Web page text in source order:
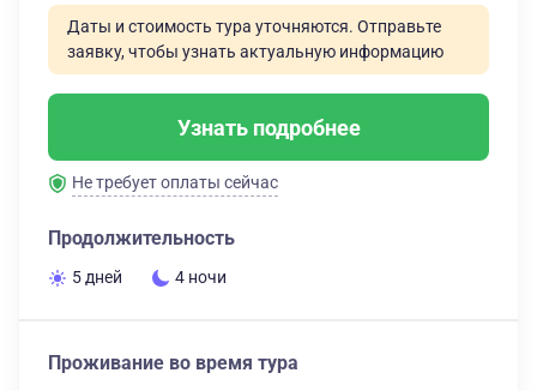
Даты и стоимость тура уточняются. Отправьте
заявку, чтобы узнать актуальную информацию
Узнать подробнее
Не требует оплаты сейчас
Продолжительность
5 дней 4 ночи
Проживание во время тура